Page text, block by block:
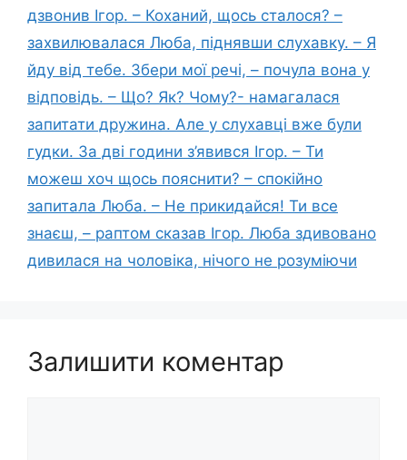
дзвонив Ігор. – Коханий, щось сталося? –
захвилювалася Люба, піднявши слухавку. – Я
йду від тебе. Збери мої речі, – почула вона у
відповідь. – Що? Як? Чому?- намагалася
запитати дружина. Але у слухавці вже були
гудки. За дві години з’явився Ігор. – Ти
можеш хоч щось пояснити? – спокійно
запитала Люба. – Не прикидайся! Ти все
знаєш, – раптом сказав Ігор. Люба здивовано
дивилася на чоловіка, нічого не розуміючи
Залишити коментар